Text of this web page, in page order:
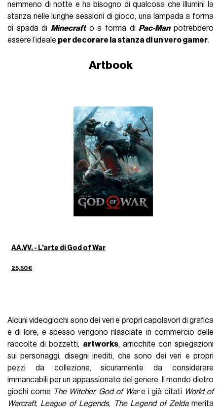
nemmeno di notte e ha bisogno di qualcosa che illumini la
stanza nelle lunghe sessioni di gioco, una lampada a forma
di spada di Minecrafto a forma di Pac-Manpotrebbero
essere l’ideale per decorare la stanza di un vero gamer.
Artbook
AA.VV. - L'arte di God of War
25,50€
Alcuni videogiochi sono dei veri e propri capolavori di grafica
e di lore, e spesso vengono rilasciate in commercio delle
raccolte di bozzetti, artworks, arricchite con spiegazioni
sui personaggi, disegni inediti, che sono dei veri e propri
pezzi da collezione, sicuramente da considerare
immancabili per un appassionato del genere. Il mondo dietro
giochi come The Witcher, God of Ware i già citati
World of
Warcraft, League of Legends, The Legend of Zeldamerita